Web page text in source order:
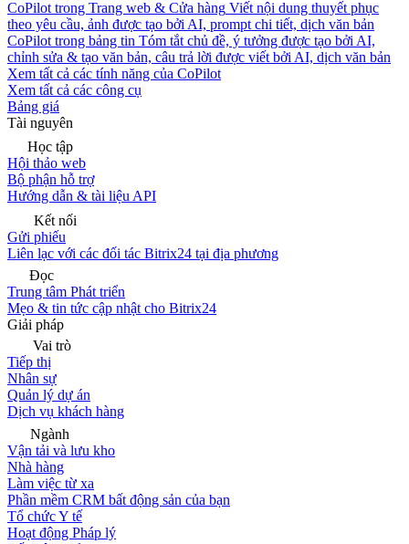
CoPilot trong Trang web & Cửa hàng Viết nội dung thuyết phục
theo yêu cầu, ảnh được tạo bởi AI, prompt chi tiết, dịch văn bản
CoPilot trong bảng tin Tóm tắt chủ đề, ý tưởng được tạo bởi AI,
chỉnh sửa & tạo văn bản, câu trả lời được viết bởi AI, dịch văn bản
Xem tất cả các tính năng của CoPilot
Xem tất cả các công cụ
Bảng giá
Tài nguyên
Học tập
Hội thảo web
Bộ phận hỗ trợ
Hướng dẫn & tài liệu API
Kết nối
Gửi phiếu
Liên lạc với các đối tác Bitrix24 tại địa phương
Đọc
Trung tâm Phát triển
Mẹo & tin tức cập nhật cho Bitrix24
Giải pháp
Vai trò
Tiếp thị
Nhân sự
Quản lý dự án
Dịch vụ khách hàng
Ngành
Vận tải và lưu kho
Nhà hàng
Làm việc từ xa
Phần mềm CRM bất động sản của bạn
Tổ chức Y tế
Hoạt động Pháp lý